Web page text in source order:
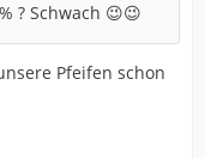
? Schwach 😉😉
Pfeifen schon